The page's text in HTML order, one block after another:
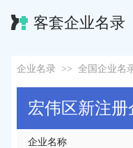
客套企业名录
企业名录 >> 全国企业名
宏伟区新注册
企业名称